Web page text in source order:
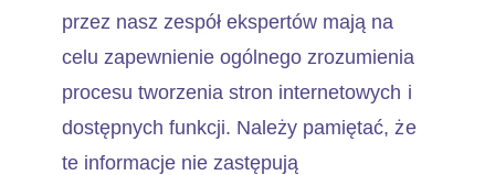
przez nasz zespół ekspertów mają na
celu zapewnienie ogólnego zrozumienia
procesu tworzenia stron internetowych i
dostępnych funkcji. Należy pamiętać, że
te informacje nie zastępują